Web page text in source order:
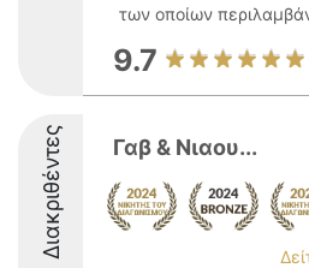
των οποίων
9.7
Διακριθέντες Γαβ & Νιαου...